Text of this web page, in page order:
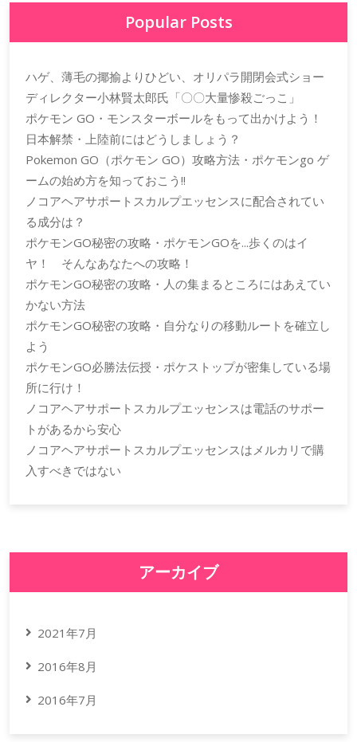
Popular Posts
ハゲ、薄毛の揶揄よりひどい、オリパラ開閉会式ショー
ディレクター小林賢太郎氏「〇〇大量惨殺ごっこ」
ポケモン GO・モンスターボールをもって出かけよう！
日本解禁・上陸前にはどうしましょう？
Pokemon GO（ポケモン GO）攻略方法・ポケモンgo ゲ
ームの始め方を知っておこう!!
ノコアヘアサポートスカルプエッセンスに配合されてい
る成分は？
ポケモンGO秘密の攻略・ポケモンGOを...歩くのはイ
ヤ！ そんなあなたへの攻略！
ポケモンGO秘密の攻略・人の集まるところにはあえてい
かない方法
ポケモンGO秘密の攻略・自分なりの移動ルートを確立し
よう
ポケモンGO必勝法伝授・ポケストップが密集している場
所に行け！
ノコアヘアサポートスカルプエッセンスは電話のサポー
トがあるから安心
ノコアヘアサポートスカルプエッセンスはメルカリで購
入すべきではない
アーカイブ
2021年7月
2016年8月
2016年7月